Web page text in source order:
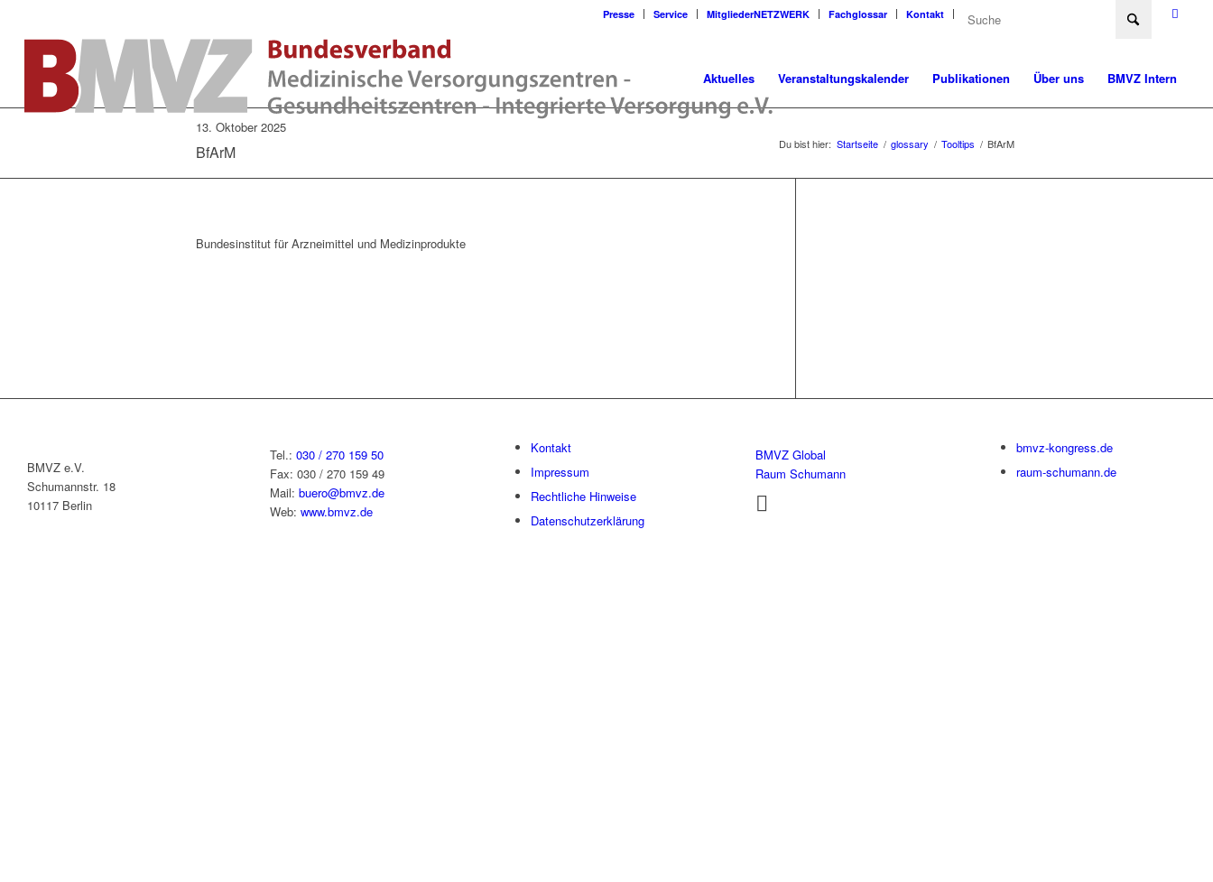
Presse Service MitgliederNETZWERK Fachglossar Kontakt
Aktuelles Veranstaltungskalender Publikationen Über uns BMVZ Intern
13. Oktober 2025
BfArM Du bist hier: Startseite / glossary / Tooltips / BfArM
Bundesinstitut für Arzneimittel und Medizinprodukte
BMVZ e.V.
Schumannstr. 18
10117 Berlin
Tel.: 030 / 270 159 50
Fax: 030 / 270 159 49
Mail: buero@bmvz.de
Web: www.bmvz.de
Kontakt
Impressum
Rechtliche Hinweise
Datenschutzerklärung
BMVZ Global
Raum Schumann
bmvz-kongress.de
raum-schumann.de